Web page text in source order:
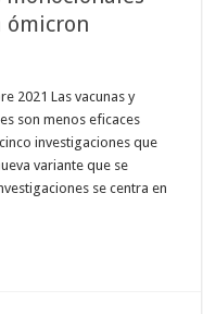
ómicron
2021 Las vacunas y
son menos eficaces
investigaciones que
variante que se
se centra en